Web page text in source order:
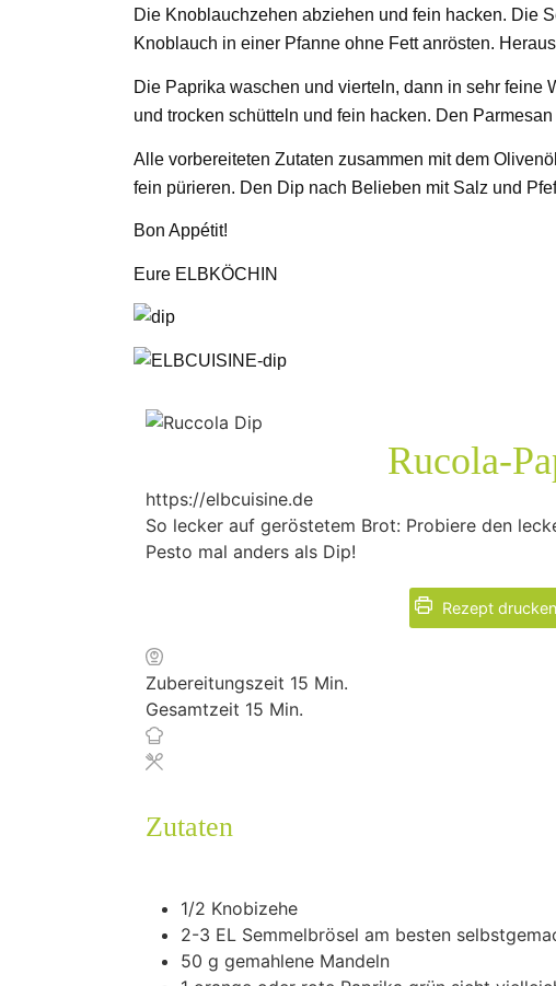
Die Knoblauchzehen abziehen und fein hacken. Die
Knoblauch in einer Pfanne ohne Fett anrösten.
Die Paprika waschen und vierteln, dann in sehr
und trocken schütteln und fein hacken. Den
Alle vorbereiteten Zutaten zusammen mit dem
fein pürieren. Den Dip nach Belieben mit Salz und
Bon Appétit!
Eure ELBKÖCHIN
Rucola-
https://elbcuisine.de
So lecker auf geröstetem Brot: Probiere den
Pesto mal anders als Dip!
Rezept drucken
Zubereitungszeit 15 Minuten
Min.
Gesamtzeit 15 Minuten
Min.
Zutaten
1/2 Knobizehe
2-3 EL Semmelbrösel am besten
50 g gemahlene Mandeln